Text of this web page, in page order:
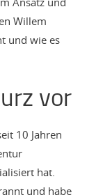
Willem
und wie es
vor
10 Jahren
hat.
und habe